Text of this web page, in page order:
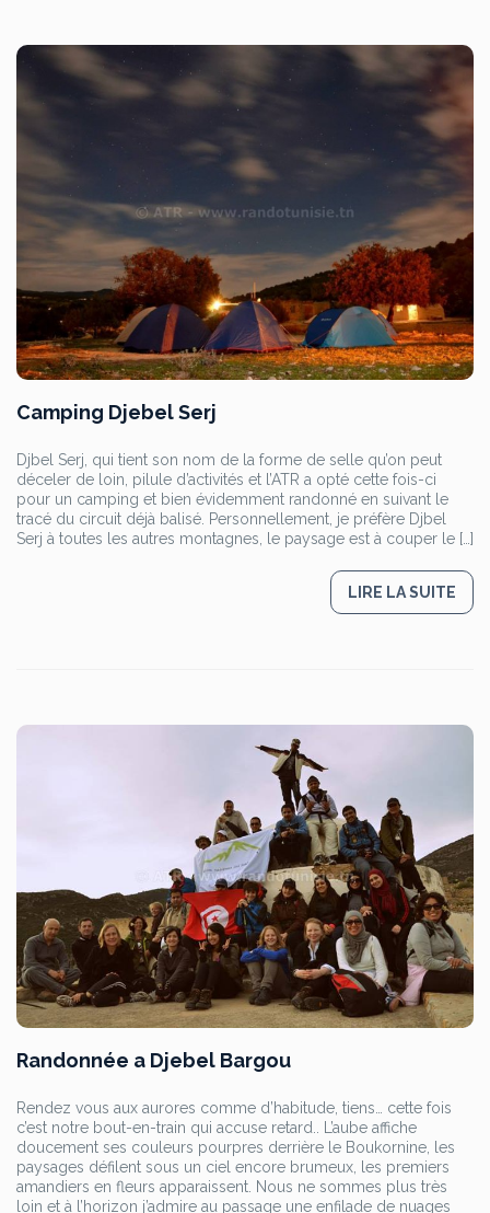
Camping Djebel Serj
Djbel Serj, qui tient son nom de la forme de selle qu’on peut
déceler de loin, pilule d’activités et l’ATR a opté cette fois-ci
pour un camping et bien évidemment randonné en suivant le
tracé du circuit déjà balisé. Personnellement, je préfère Djbel
Serj à toutes les autres montagnes, le paysage est à couper le […]
LIRE LA SUITE
Randonnée a Djebel Bargou
Rendez vous aux aurores comme d’habitude, tiens… cette fois
c’est notre bout-en-train qui accuse retard.. L’aube affiche
doucement ses couleurs pourpres derrière le Boukornine, les
paysages défilent sous un ciel encore brumeux, les premiers
amandiers en fleurs apparaissent. Nous ne sommes plus très
loin et à l’horizon j’admire au passage une enfilade de nuages